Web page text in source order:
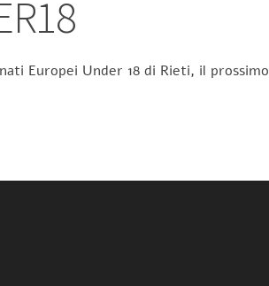
Europei Under 18 di Rieti, il prossimo